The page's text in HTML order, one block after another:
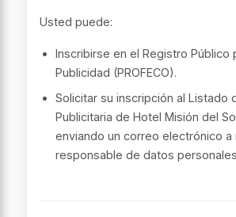
Usted puede:
Inscribirse en el Registro Público
Publicidad (PROFECO).
Solicitar su inscripción al Listado
Publicitaria de Hotel Misión del
enviando un correo electrónico a
responsable de datos